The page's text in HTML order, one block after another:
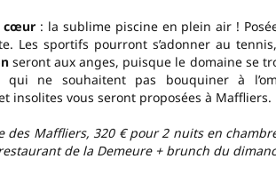
cœur : la sublime piscine en plein air !
Les sportifs pourront s’adonner au
seront aux anges, puisque le domaine se
qui ne souhaitent pas bouquiner à
insolites vous seront proposées à Maffliers.
des Maffliers, 320 € pour 2 nuits en
de la Demeure + brunch du